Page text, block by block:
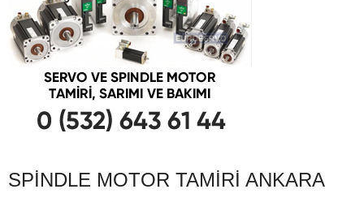
SPINDLE MOTOR TAMIRI ANKARA